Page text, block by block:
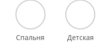
Спальня Детская